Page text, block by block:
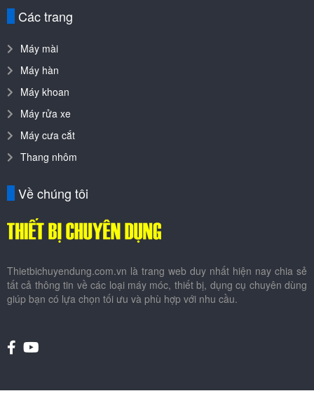
Các trang
Máy mài
Máy hàn
Máy khoan
Máy rửa xe
Máy cưa cắt
Thang nhôm
Về chúng tôi
Thietbichuyendung.com.vn là trang web duy nhất hiện nay chia sẻ
tất cả thông tin về các loại máy móc, thiết bị, dụng cụ chuyên dùng
giúp bạn có lựa chọn tối ưu và phù hợp với nhu cầu.